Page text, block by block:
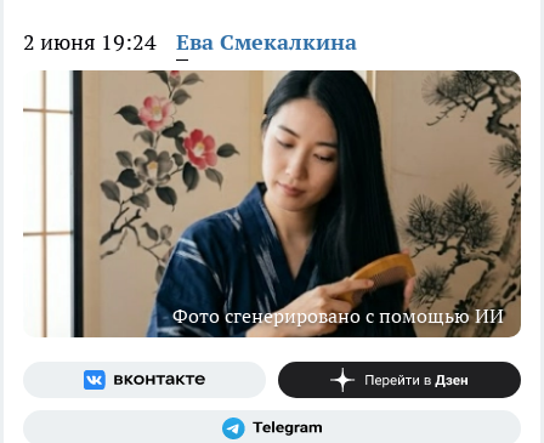
2 июня 19:24 Ева Смекалкина
Фото сгенерировано с помощью ИИ